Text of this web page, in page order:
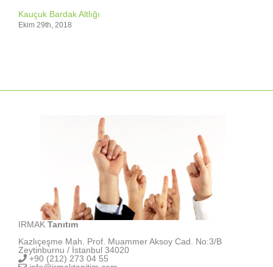
Kauçuk Bardak Altlığı
Ekim 29th, 2018
IRMAK Tanıtım
Kazlıçeşme Mah. Prof. Muammer Aksoy Cad. No:3/B
Zeytinburnu / İstanbul 34020
+90 (212) 273 04 55